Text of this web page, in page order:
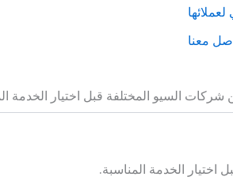
معنا
السيو المختلفة قبل اختيار الخدمة
الخدمة المناسبة.